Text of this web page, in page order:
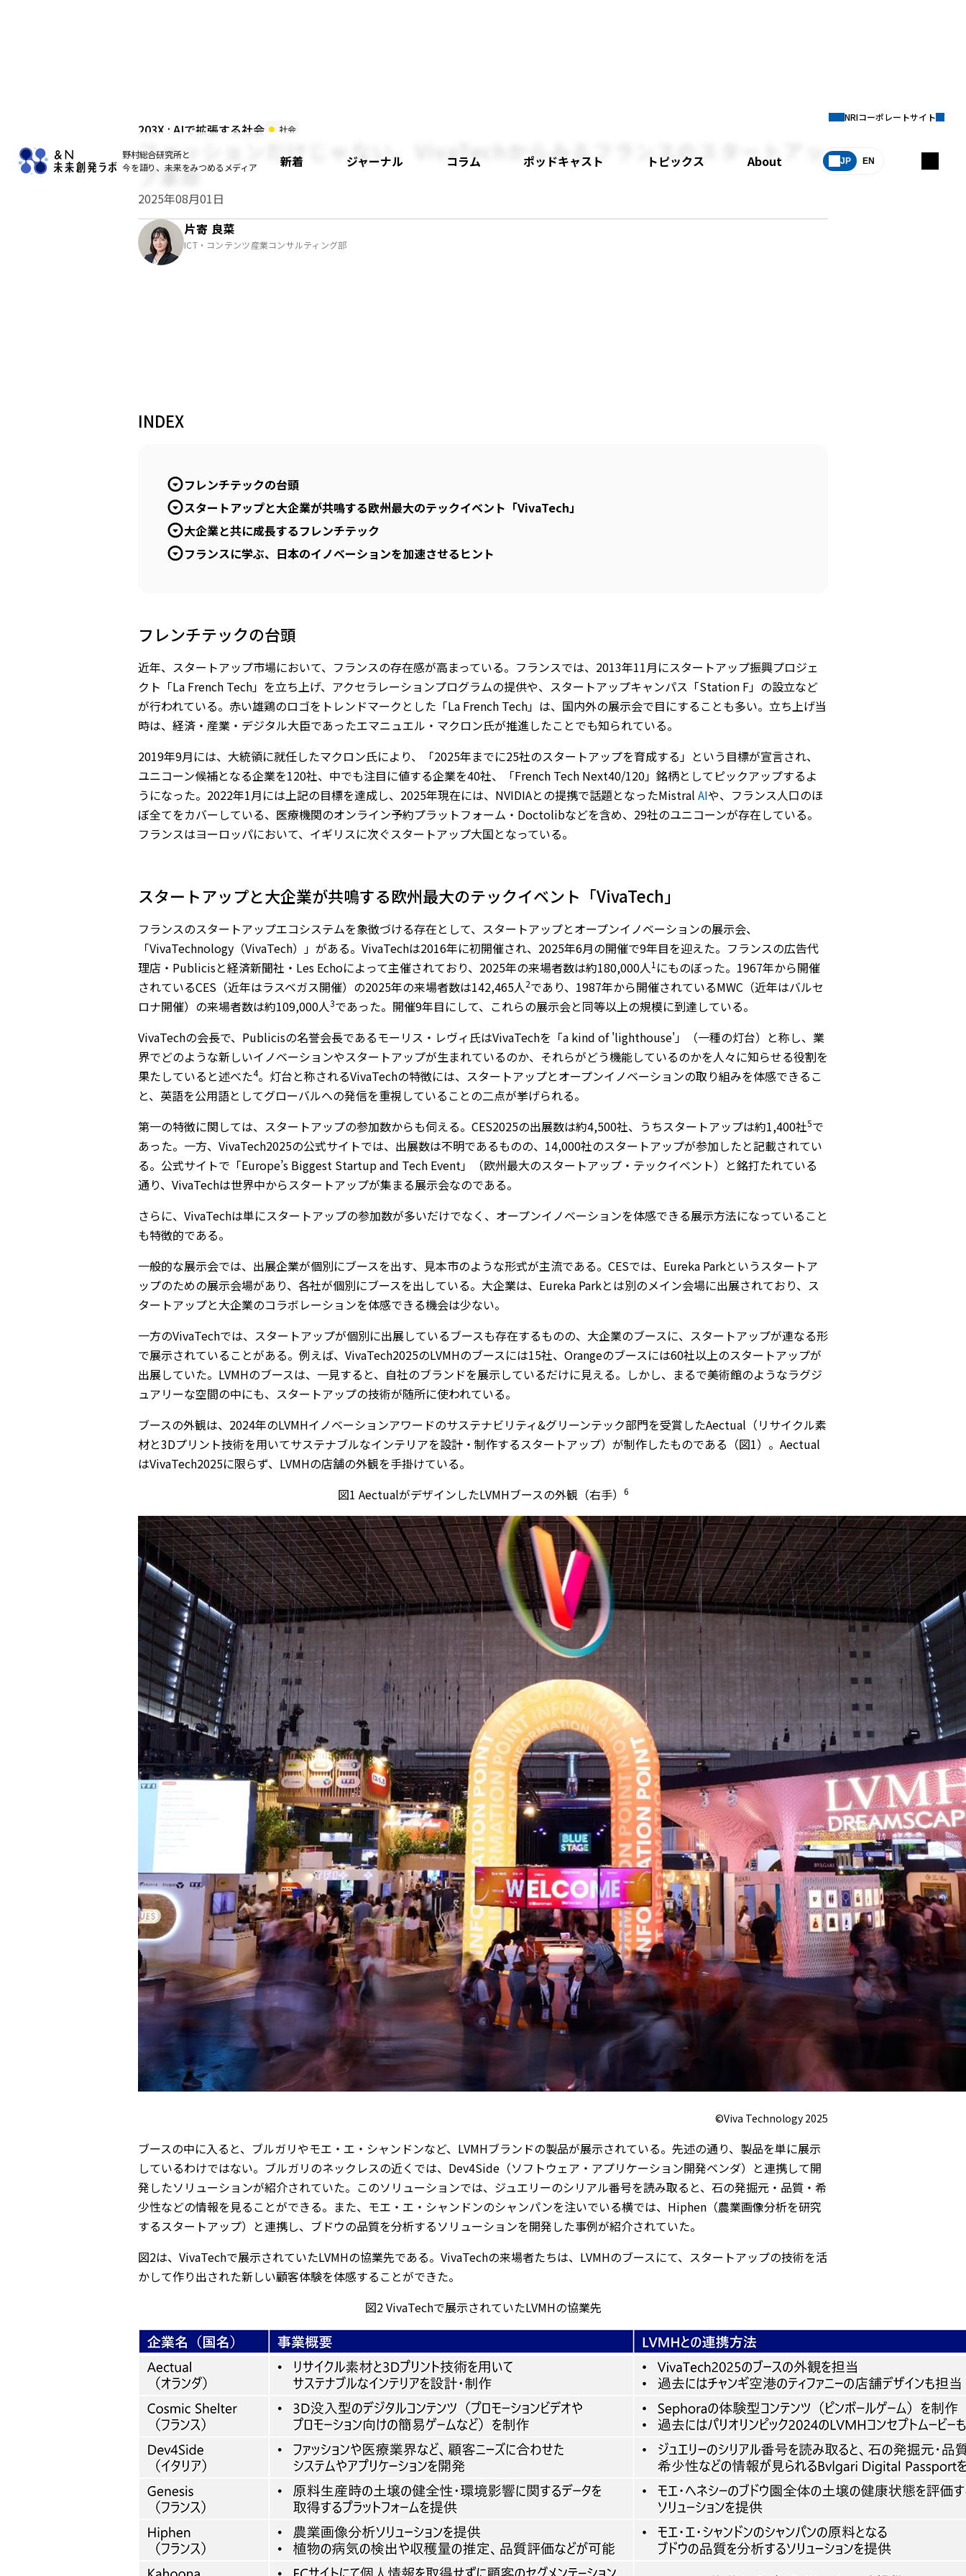
野村総合研究所と
今を語り、未来をみつめるメディア
新着 ジャーナル コラム ポッドキャスト トピックス About JP EN
NRIコーポレートサイト
203X : AIで拡張する社会 社会
ファッションだけじゃない。VivaTechからみるフランスのスタートアッ
プ革命
2025年08月01日
片寄 良菜
ICT・コンテンツ産業コンサルティング部
INDEX
フレンチテックの台頭
スタートアップと大企業が共鳴する欧州最大のテックイベント「VivaTech」
大企業と共に成長するフレンチテック
フランスに学ぶ、日本のイノベーションを加速させるヒント
フレンチテックの台頭
近年、スタートアップ市場において、フランスの存在感が高まっている。フランスでは、2013年11月にスタートアップ振興プロジェ
クト「La French Tech」を立ち上げ、アクセラレーションプログラムの提供や、スタートアップキャンパス「Station F」の設立など
が行われている。赤い雄鶏のロゴをトレンドマークとした「La French Tech」は、国内外の展示会で目にすることも多い。立ち上げ当
時は、経済・産業・デジタル大臣であったエマニュエル・マクロン氏が推進したことでも知られている。
2019年9月には、大統領に就任したマクロン氏により、「2025年までに25社のスタートアップを育成する」という目標が宣言され、
ユニコーン候補となる企業を120社、中でも注目に値する企業を40社、「French Tech Next40/120」銘柄としてピックアップするよ
うになった。2022年1月には上記の目標を達成し、2025年現在には、NVIDIAとの提携で話題となったMistral AIや、フランス人口のほ
ぼ全てをカバーしている、医療機関のオンライン予約プラットフォーム・Doctolibなどを含め、29社のユニコーンが存在している。
フランスはヨーロッパにおいて、イギリスに次ぐスタートアップ大国となっている。
スタートアップと大企業が共鳴する欧州最大のテックイベント「VivaTech」
フランスのスタートアップエコシステムを象徴づける存在として、スタートアップとオープンイノベーションの展示会、
「VivaTechnology（VivaTech）」がある。VivaTechは2016年に初開催され、2025年6月の開催で9年目を迎えた。フランスの広告代
理店・Publicisと経済新聞社・Les Echoによって主催されており、2025年の来場者数は約180,000人1 にものぼった。1967年から開催
されているCES（近年はラスベガス開催）の2025年の来場者数は142,465人2であり、1987年から開催されているMWC（近年はバルセ
ロナ開催）の来場者数は約109,000人3であった。開催9年目にして、これらの展示会と同等以上の規模に到達している。
VivaTechの会長で、Publicisの名誉会長であるモーリス・レヴィ氏はVivaTechを「a kind of 'lighthouse'」（一種の灯台）と称し、業
界でどのような新しいイノベーションやスタートアップが生まれているのか、それらがどう機能しているのかを人々に知らせる役割を
果たしていると述べた4。灯台と称されるVivaTechの特徴には、スタートアップとオープンイノベーションの取り組みを体感できるこ
と、英語を公用語としてグローバルへの発信を重視していることの二点が挙げられる。
第一の特徴に関しては、スタートアップの参加数からも伺える。CES2025の出展数は約4,500社、うちスタートアップは約1,400社5で
あった。一方、VivaTech2025の公式サイトでは、出展数は不明であるものの、14,000社のスタートアップが参加したと記載されてい
る。公式サイトで「Europe’s Biggest Startup and Tech Event」（欧州最大のスタートアップ・テックイベント）と銘打たれている
通り、VivaTechは世界中からスタートアップが集まる展示会なのである。
さらに、VivaTechは単にスタートアップの参加数が多いだけでなく、オープンイノベーションを体感できる展示方法になっていること
も特徴的である。
一般的な展示会では、出展企業が個別にブースを出す、見本市のような形式が主流である。CESでは、Eureka Parkというスタートア
ップのための展示会場があり、各社が個別にブースを出している。大企業は、Eureka Parkとは別のメイン会場に出展されており、ス
タートアップと大企業のコラボレーションを体感できる機会は少ない。
一方のVivaTechでは、スタートアップが個別に出展しているブースも存在するものの、大企業のブースに、スタートアップが連なる形
で展示されていることがある。例えば、VivaTech2025のLVMHのブースには15社、Orangeのブースには60社以上のスタートアップが
出展していた。LVMHのブースは、一見すると、自社のブランドを展示しているだけに見える。しかし、まるで美術館のようなラグジ
ュアリーな空間の中にも、スタートアップの技術が随所に使われている。
ブースの外観は、2024年のLVMHイノベーションアワードのサステナビリティ&グリーンテック部門を受賞したAectual（リサイクル素
材と3Dプリント技術を用いてサステナブルなインテリアを設計・制作するスタートアップ）が制作したものである（図1）。Aectual
はVivaTech2025に限らず、LVMHの店舗の外観を手掛けている。
図1 AectualがデザインしたLVMHブースの外観（右手）
6
©Viva Technology 2025
ブースの中に入ると、ブルガリやモエ・エ・シャンドンなど、LVMHブランドの製品が展示されている。先述の通り、製品を単に展示
しているわけではない。ブルガリのネックレスの近くでは、Dev4Side（ソフトウェア・アプリケーション開発ベンダ）と連携して開
発したソリューションが紹介されていた。このソリューションでは、ジュエリーのシリアル番号を読み取ると、石の発掘元・品質・希
少性などの情報を見ることができる。また、モエ・エ・シャンドンのシャンパンを注いでいる横では、Hiphen（農業画像分析を研究
するスタートアップ）と連携し、ブドウの品質を分析するソリューションを開発した事例が紹介されていた。
図2は、VivaTechで展示されていたLVMHの協業先である。VivaTechの来場者たちは、LVMHのブースにて、スタートアップの技術を活
かして作り出された新しい顧客体験を体感することができた。
図2 VivaTechで展示されていたLVMHの協業先